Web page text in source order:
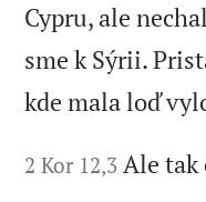
Cypru, ale
sme k Sýrii.
kde mala loď
2 Kor 12,3 Ale tak